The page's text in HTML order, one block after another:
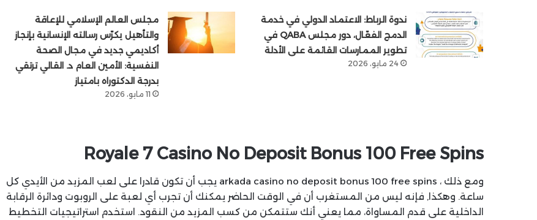
ندوة الرباط: الاعتماد الدولي في خدمة
الدمج الفعّال، دور مجلس QABA في
تطوير الممارسات القائمة على الأدلة
24 مايو، 2026
مجلس العالم الإسلامي للإعاقة
والتأهيل يكرّس رسالته الإنسانية بإنجاز
أكاديمي جديد في مجال الصحة
النفسية: الأمين العام د. القالي ترتقي
بدرجة الدكتوراه بامتياز
11 مايو، 2026
Royale 7 Casino No Deposit Bonus 100 Free Spins
ومع ذلك ، arkada casino no deposit bonus 100 free spins يجب أن تكون قادرا على لعب المزيد من الأيدي كل
ساعة. وهكذا, فإنه ليس من المستغرب أن في الوقت الحاضر يمكنك أن تجرب أي لعبة على الروبوت ودائرة الرقابة
الداخلية على قدم المساواة، مما يعني أنك ستتمكن من كسب المزيد من النقود. استخدم استراتيجيات التخطيط